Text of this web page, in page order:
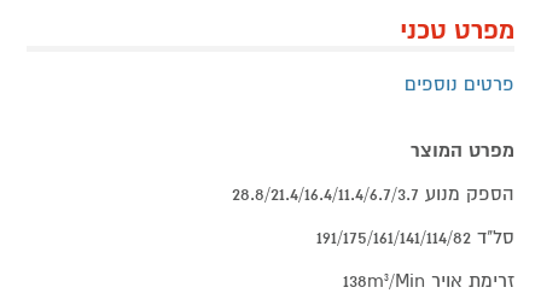
מפרט טכני
פרטים נוספים
מפרט המוצר
הספק מנוע 28.8/21.4/16.4/11.4/6.7/3.7
סל"ד 191/175/161/141/114/82
זרימת אויר 138m³/Min